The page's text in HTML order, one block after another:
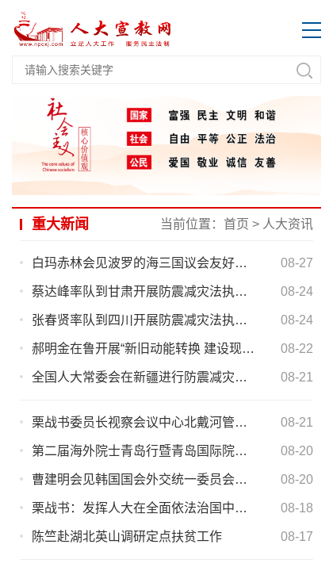
重大新闻 当前位置： 首页 > 人大资讯
白玛赤林会见波罗的海三国议会友好小组代表团 08-27
蔡达峰率队到甘肃开展防震减灾法执法检查 08-24
张春贤率队到四川开展防震减灾法执法检查 08-24
郝明金在鲁开展“新旧动能转换 建设现代化经济体系”专题调研 08-22
全国人大常委会在新疆进行防震减灾法执法检查 08-21
栗战书委员长视察会议中心北戴河管理部 08-21
第二届海外院士青岛行暨青岛国际院士论坛举行 08-20
曹建明会见韩国国会外交统一委员会代表团 08-20
栗战书：发挥人大在全面依法治国中的重要作用 为改革开放和高质量发展提供法治保障 08-18
陈竺赴湖北英山调研定点扶贫工作 08-17